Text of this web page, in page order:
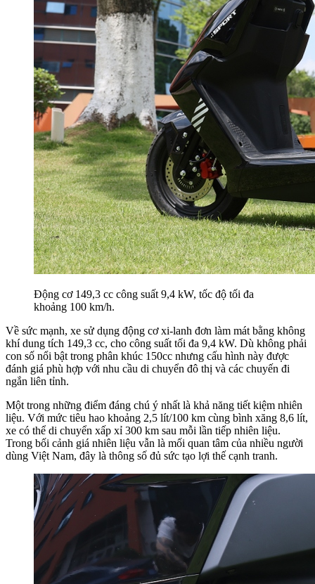
Động cơ 149,3 cc công suất 9,4 kW, tốc độ tối đa
khoảng 100 km/h.
Về sức mạnh, xe sử dụng động cơ xi-lanh đơn làm mát bằng không
khí dung tích 149,3 cc, cho công suất tối đa 9,4 kW. Dù không phải
con số nổi bật trong phân khúc 150cc nhưng cấu hình này được
đánh giá phù hợp với nhu cầu di chuyển đô thị và các chuyến đi
ngắn liên tỉnh.
Một trong những điểm đáng chú ý nhất là khả năng tiết kiệm nhiên
liệu. Với mức tiêu hao khoảng 2,5 lít/100 km cùng bình xăng 8,6 lít,
xe có thể di chuyển xấp xỉ 300 km sau mỗi lần tiếp nhiên liệu.
Trong bối cảnh giá nhiên liệu vẫn là mối quan tâm của nhiều người
dùng Việt Nam, đây là thông số đủ sức tạo lợi thế cạnh tranh.